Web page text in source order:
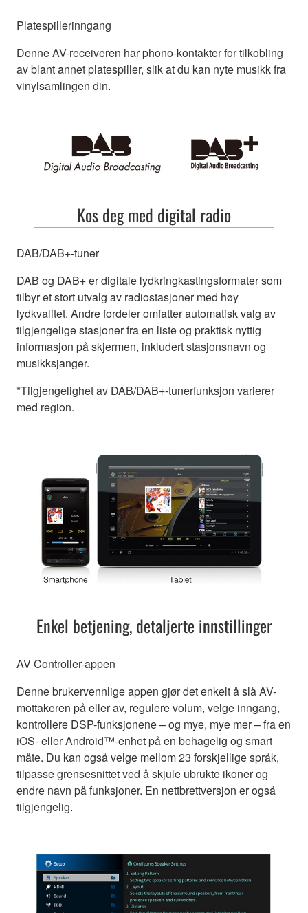
Platespillerinngang
Denne AV-receiveren har phono-kontakter for tilkobling
av blant annet platespiller, slik at du kan nyte musikk fra
vinylsamlingen din.
Kos deg med digital radio
DAB/DAB+-tuner
DAB og DAB+ er digitale lydkringkastingsformater som
tilbyr et stort utvalg av radiostasjoner med høy
lydkvalitet. Andre fordeler omfatter automatisk valg av
tilgjengelige stasjoner fra en liste og praktisk nyttig
informasjon på skjermen, inkludert stasjonsnavn og
musikksjanger.
*Tilgjengelighet av DAB/DAB+-tunerfunksjon varierer
med region.
Enkel betjening, detaljerte innstillinger
AV Controller-appen
Denne brukervennlige appen gjør det enkelt å slå AV-
mottakeren på eller av, regulere volum, velge inngang,
kontrollere DSP-funksjonene – og mye, mye mer – fra en
iOS- eller Android™-enhet på en behagelig og smart
måte. Du kan også velge mellom 23 forskjellige språk,
tilpasse grensesnittet ved å skjule ubrukte ikoner og
endre navn på funksjoner. En nettbrettversjon er også
tilgjengelig.